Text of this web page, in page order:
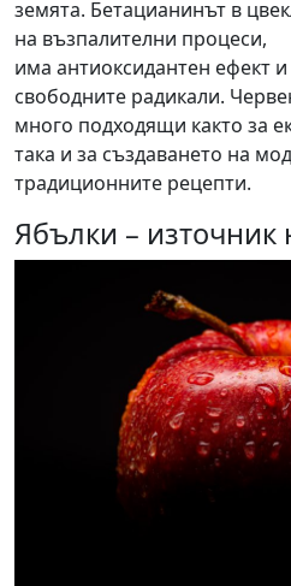
земята. Бетацианинът в
на възпалителни процеси,
има антиоксидантен ефект
свободните радикали.
много подходящи както за
така и за създаването на
традиционните рецепти.
Ябълки – източник